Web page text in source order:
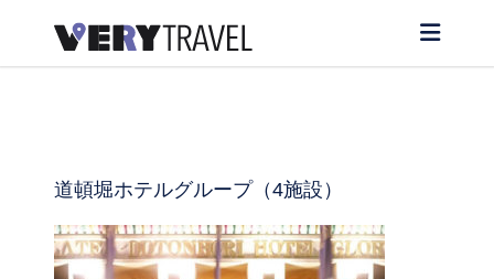
道頓堀ホテルグループ（4施設）